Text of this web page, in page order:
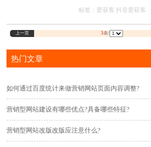
产品，大家都很想知道
标签： 爱获客 抖音爱获客
上一页 3条/
热门文章
如何通过百度统计来做营销网站页面内容调整?
营销型网站建设有哪些优点?具备哪些特征?
营销型网站改版改版应注意什么?